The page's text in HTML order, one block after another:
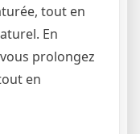
tout en
En
prolongez
en